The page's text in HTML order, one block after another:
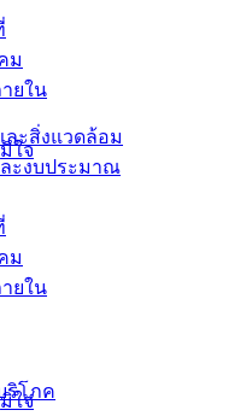
ม
ยใน
ใจ
ริโภค
ะสิ่งแวดล้อม
ะงบประมาณ
ม
ยใน
ใจ
เขตเทศบาลเมืองอ่างศิลา
ซีนเข็มล่าสุดอย่างน้อย 6